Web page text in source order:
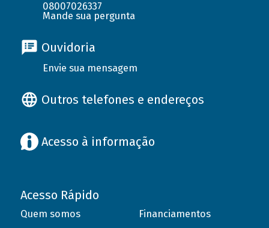
08007026337
Mande sua pergunta
Ouvidoria
Envie sua mensagem
Outros telefones e endereços
Acesso à informação
Acesso Rápido
Quem somos
Financiamentos